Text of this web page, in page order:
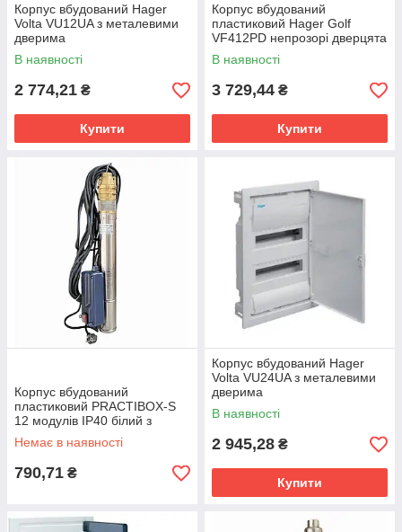
Корпус вбудований Hager
Volta VU12UA з металевими
дверима
В наявності
2 774,21 ₴
Купити
Корпус вбудований
пластиковий Hager Golf
VF412PD непрозорі дверцята
В наявності
3 729,44 ₴
Купити
Корпус вбудований
пластиковий PRACTIBOX-S
12 модулів IP40 білий з
димчастими дверцятами та
шинами PE+N Legrand
Немає в наявності
790,71 ₴
Корпус вбудований Hager
Volta VU24UA з металевими
дверима
В наявності
2 945,28 ₴
Купити